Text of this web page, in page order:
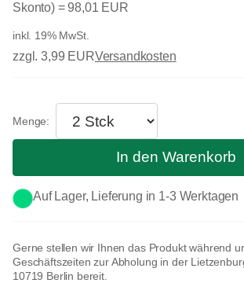
Skonto) =98,01 EUR
inkl. 19% MwSt.
zzgl. 3,99 EURVersandkosten
Gerne stellen wir Ihnen das Produkt während
Geschäftszeiten zur Abholung in der
10719 Berlin bereit.
Auf Lager, Lieferung in 1-3 Werktagen
In den Warenkorb